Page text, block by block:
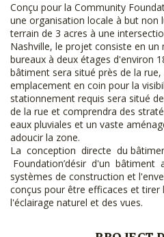
Conçu pour la Community
une organisation locale à but non
terrain de 3 acres à une
Nashville, le projet consiste en un
bureaux à deux étages d'environ
bâtiment sera situé près de la
emplacement en coin pour la
stationnement requis sera situé
de la rue et comprendra des
eaux pluviales et un vaste
adoucir la zone.
La conception directe du
Foundation’désir d'un bâtiment
systèmes de construction et
conçus pour être efficaces et tirer
l'éclairage naturel et des vues.